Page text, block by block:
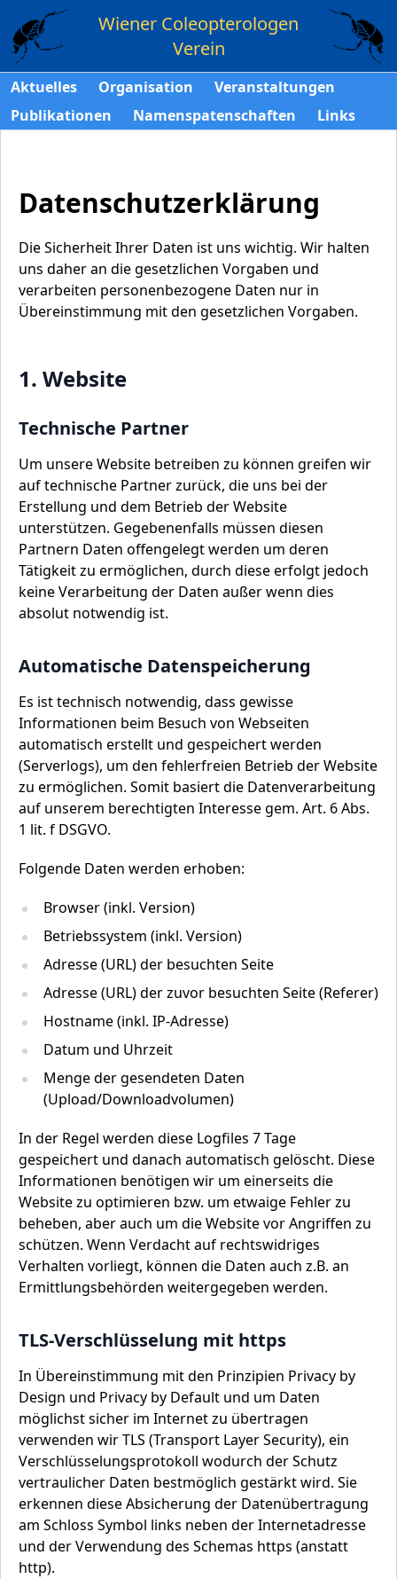
Wiener Coleopterologen
Verein
Aktuelles Organisation
Veranstaltungen
Publikationen
Namenspatenschaften Links
Datenschutzerklärung
Die Sicherheit Ihrer Daten ist uns wichtig. Wir halten
uns daher an die gesetzlichen Vorgaben und
verarbeiten personenbezogene Daten nur in
Übereinstimmung mit den gesetzlichen Vorgaben.
1. Website
Technische Partner
Um unsere Website betreiben zu können greifen wir
auf technische Partner zurück, die uns bei der
Erstellung und dem Betrieb der Website
unterstützen. Gegebenenfalls müssen diesen
Partnern Daten offengelegt werden um deren
Tätigkeit zu ermöglichen, durch diese erfolgt jedoch
keine Verarbeitung der Daten außer wenn dies
absolut notwendig ist.
Automatische Datenspeicherung
Es ist technisch notwendig, dass gewisse
Informationen beim Besuch von Webseiten
automatisch erstellt und gespeichert werden
(Serverlogs), um den fehlerfreien Betrieb der Website
zu ermöglichen. Somit basiert die Datenverarbeitung
auf unserem berechtigten Interesse gem. Art. 6 Abs.
1 lit. f DSGVO.
Folgende Daten werden erhoben:
Browser (inkl. Version)
Betriebssystem (inkl. Version)
Adresse (URL) der besuchten Seite
Adresse (URL) der zuvor besuchten Seite (Referer)
Hostname (inkl. IP-Adresse)
Datum und Uhrzeit
Menge der gesendeten Daten
(Upload/Downloadvolumen)
In der Regel werden diese Logfiles 7 Tage
gespeichert und danach automatisch gelöscht. Diese
Informationen benötigen wir um einerseits die
Website zu optimieren bzw. um etwaige Fehler zu
beheben, aber auch um die Website vor Angriffen zu
schützen. Wenn Verdacht auf rechtswidriges
Verhalten vorliegt, können die Daten auch z.B. an
Ermittlungsbehörden weitergegeben werden.
TLS-Verschlüsselung mit https
In Übereinstimmung mit den Prinzipien Privacy by
Design und Privacy by Default und um Daten
möglichst sicher im Internet zu übertragen
verwenden wir TLS (Transport Layer Security), ein
Verschlüsselungsprotokoll wodurch der Schutz
vertraulicher Daten bestmöglich gestärkt wird. Sie
erkennen diese Absicherung der Datenübertragung
am Schloss Symbol links neben der Internetadresse
und der Verwendung des Schemas https (anstatt
http).